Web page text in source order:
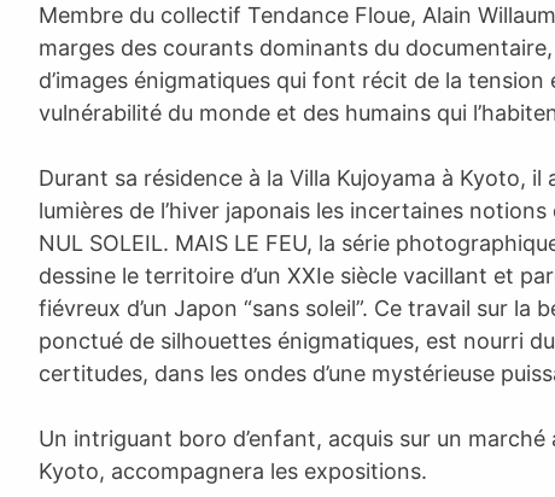
Membre du collectif Tendance Floue, Alain
marges des courants dominants du
d’images énigmatiques qui font récit de la tension
vulnérabilité du monde et des humains qui
Durant sa résidence à la Villa Kujoyama à Kyoto, il
lumières de l’hiver japonais les incertaines
NUL SOLEIL. MAIS LE FEU, la série
dessine le territoire d’un XXIe siècle vacillant et
fiévreux d’un Japon “sans soleil”. Ce travail sur la
ponctué de silhouettes énigmatiques, est nourri
certitudes, dans les ondes d’une mystérieuse
Un intriguant boro d’enfant, acquis sur un marché
Kyoto, accompagnera les expositions.